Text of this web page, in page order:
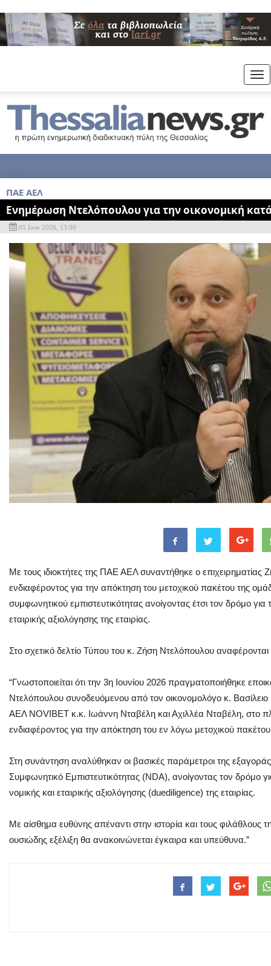
ΠΑΕ ΑΕΛ
Ενημέρωση Ντελόπουλου για την οικονομική
05 Ιουν 2026, 13:00
Με τους ιδιοκτήτες της ΠΑΕ ΑΕΛ συναντήθηκε ο
ενδιαφέροντος για την απόκτηση του μετοχικού πακέτου της
συμφωνητικού εμπιστευτικότητας ανοίγοντας έτσι τον δρόμο για
εταιρικής αξιολόγησης της εταιρίας.
Στο σχετικό δελτίο Τύπου του κ. Ζήση Ντελόπουλου αναφέρονται
“Γνωστοποιείται ότι την 3η Ιουνίου 2026 πραγματοποιήθηκε
Ντελόπουλου συνοδευόμενου από τον οικονομολόγο κ.
ΑΕΛ NOVIBET κ.κ. Ιωάννη Νταβέλη και Αχιλλέα Νταβέλη, στο
ενδιαφέροντος για την απόκτηση του εν λόγω μετοχικού
Στη συνάντηση αναλύθηκαν οι βασικές παράμετροι της
Συμφωνητικό Εμπιστευτικότητας (NDA), ανοίγοντας τον δρόμο
νομικής και εταιρικής αξιολόγησης (duediligence) της εταιρίας.
Με αίσθημα ευθύνης απέναντι στην ιστορία και τους φιλάθλους
ουσιώδης εξέλιξη θα ανακοινώνεται έγκαιρα και υπεύθυνα.”